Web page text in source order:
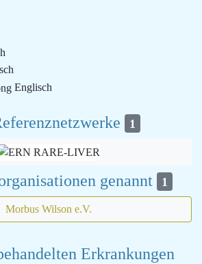
Englisch
1
genannt 1
Morbus Wilson e.V.
Erkrankungen